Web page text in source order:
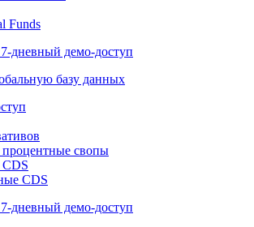
Funds
7-дневный демо-доступ
базу данных
свопы
CDS
7-дневный демо-доступ